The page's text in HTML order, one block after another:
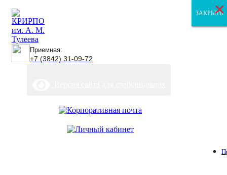
Приемная:
+7 (3842) 31-09-72
ЗАКРЫТЬ
ЗАКРЫТЬ
ЗАКРЫТЬ
×
×
×